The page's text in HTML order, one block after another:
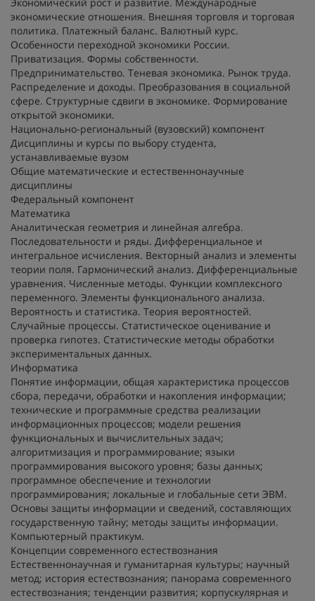
экономические отношения. Внешняя торговля и торговая
политика. Платежный баланс. Валютный курс.
Особенности переходной экономики России.
Приватизация. Формы собственности.
Предпринимательство. Теневая экономика. Рынок труда.
Распределение и доходы. Преобразования в социальной
сфере. Структурные сдвиги в экономике. Формирование
открытой экономики.
Национально-региональный (вузовский) компонент
Дисциплины и курсы по выбору студента,
устанавливаемые вузом
Общие математические и естественнонаучные
дисциплины
Федеральный компонент
Математика
Аналитическая геометрия и линейная алгебра.
Последовательности и ряды. Дифференциальное и
интегральное исчисления. Векторный анализ и элементы
теории поля. Гармонический анализ. Дифференциальные
уравнения. Численные методы. Функции комплексного
переменного. Элементы функционального анализа.
Вероятность и статистика. Теория вероятностей.
Случайные процессы. Статистическое оценивание и
проверка гипотез. Статистические методы обработки
экспериментальных данных.
Информатика
Понятие информации, общая характеристика процессов
сбора, передачи, обработки и накопления информации;
технические и программные средства реализации
информационных процессов; модели решения
функциональных и вычислительных задач;
алгоритмизация и программирование; языки
программирования высокого уровня; базы данных;
программное обеспечение и технологии
программирования; локальные и глобальные сети ЭВМ.
Основы защиты информации и сведений, составляющих
государственную тайну; методы защиты информации.
Компьютерный практикум.
Концепции современного естествознания
Естественнонаучная и гуманитарная культуры; научный
метод; история естествознания; панорама современного
естествознания; тенденции развития; корпускулярная и